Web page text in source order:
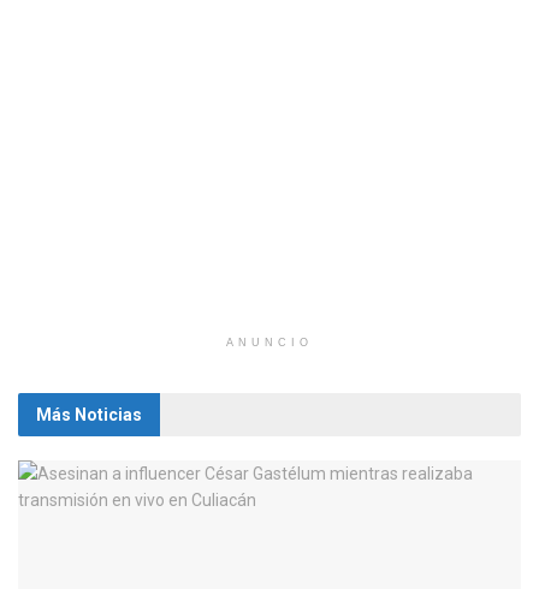
ANUNCIO
Más Noticias